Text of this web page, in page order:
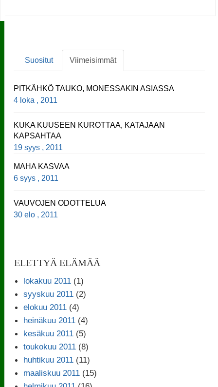
Suositut Viimeisimmät
PITKÄHKÖ TAUKO, MONESSAKIN ASIASSA
4 loka , 2011
KUKA KUUSEEN KUROTTAA, KATAJAAN
KAPSAHTAA
19 syys , 2011
MAHA KASVAA
6 syys , 2011
VAUVOJEN ODOTTELUA
30 elo , 2011
ELETTYÄ ELÄMÄÄ
lokakuu 2011 (1)
syyskuu 2011 (2)
elokuu 2011 (4)
heinäkuu 2011 (4)
kesäkuu 2011 (5)
toukokuu 2011 (8)
huhtikuu 2011 (11)
maaliskuu 2011 (15)